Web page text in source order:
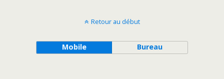
Retour au début
Mobile Bureau